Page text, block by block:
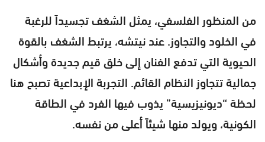
من المنظور الفلسفي، يمثل الشغف تجسيداً للرغبة
في الخلود والتجاوز. عند نيتشه، يرتبط الشغف بالقوة
الحيوية التي تدفع الفنان إلى خلق قيم جديدة وأشكال
جمالية تتجاوز النظام القائم. التجربة الإبداعية تصبح هنا
لحظة “ديونيزيسية” يذوب فيها الفرد في الطاقة
الكونية، ويولد منها شيئاً أعلى من نفسه.